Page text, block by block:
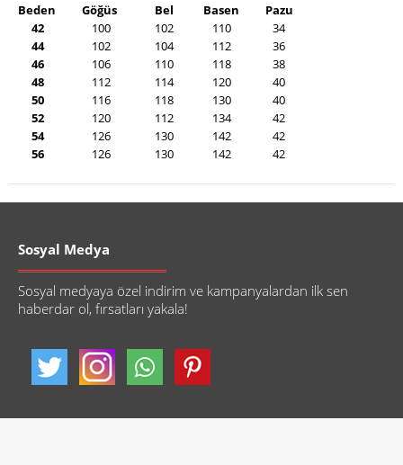
Beden Göğüs Bel Basen
Pazu
42
100 102 110
34
44
102 104 112
36
46
106 110 118
38
48
112 114 120
40
50
116 118 130
40
52
120 112 134
42
54
126 130 142
42
56
126 130 142 42
Sosyal Medya
Sosyal medyaya özel indirim ve kampanyalardan ilk sen
haberdar ol, fırsatları yakala!